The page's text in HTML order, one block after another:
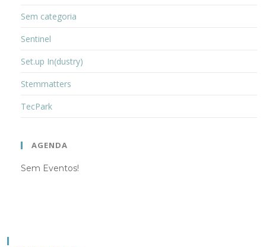
Sem categoria
Sentinel
Set.up In(dustry)
Stemmatters
TecPark
AGENDA
Sem Eventos!
I